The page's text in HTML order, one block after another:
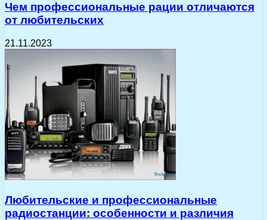
Чем профессиональные рации отличаются
от любительских
21.11.2023
Любительские и профессиональные
радиостанции: особенности и различия